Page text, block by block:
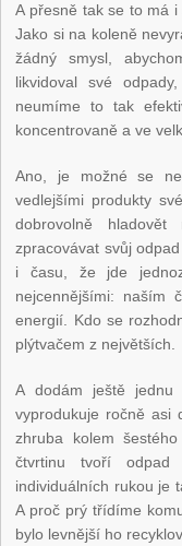
A přesně tak se to má
Jako si na koleně
žádný smysl,
likvidoval své
neumíme to tak
koncentrovaně a ve
Ano, je možné se
vedlejšími produkty
dobrovolně
zpracovávat svůj
i času, že jde
nejcennějšími: naším
energií. Kdo se
plýtvačem z největších.
A dodám ještě
vyprodukuje ročně asi
zhruba kolem
čtvrtinu tvoří odpad
individuálních rukou je
A proč prý třídíme
bylo levnější ho